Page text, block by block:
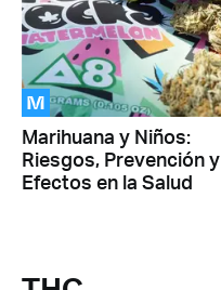
M
Marihuana y Niños:
Riesgos, Prevención y
Efectos en la Salud